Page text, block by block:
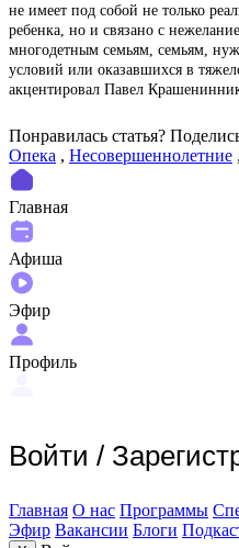
не имеет под собой не только
ребенка, но и связано с
многодетным семьям, семьям,
условий или оказавшихся в
акцентировал Павел
Понравилась статья?
Опека , Несовершеннолетние ,
Главная
Афиша
Эфир
Профиль
Войти /
Главная О нас Программы
Эфир Вакансии Блоги